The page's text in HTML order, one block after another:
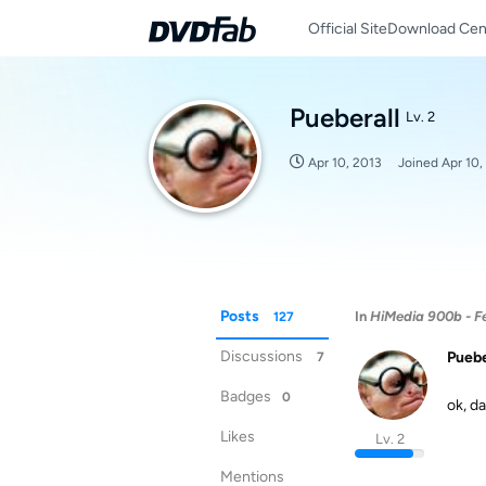
Official SiteDownload
Pueberall Lv. 2
Apr 10, 2013 Joined Apr 10,
Posts 127
Discussions 7
Badges 0
Likes
Mentions
In HiMedia 900b -
Lv. 2
ok,